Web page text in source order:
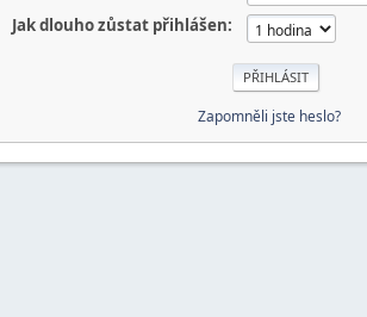
Jak dlouho zůstat přihlášen:
Zapomněli jste heslo?